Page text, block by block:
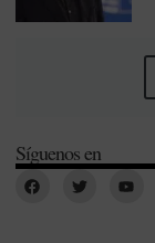
Síguenos en